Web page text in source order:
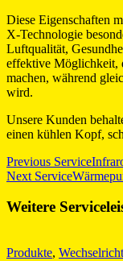
Diese Eigenschaften
X-Technologie
Luftqualität,
effektive Möglichkeit,
machen, während
wird.
Unsere Kunden
einen kühlen Kopf,
Previous Service
Next Service
Weitere
Produkte,